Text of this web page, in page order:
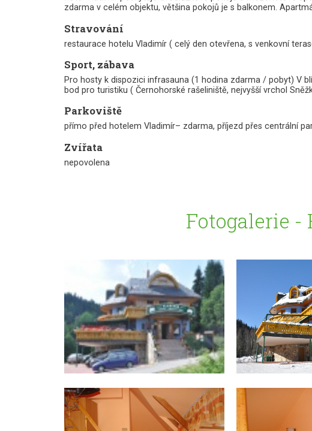
zdarma v celém objektu, většina pokojů je s balkonem.
Stravování
restaurace hotelu Vladimír ( celý den otevřena, s venkovní
Sport, zábava
Pro hosty k dispozici infrasauna (1 hodina zdarma / pobyt) V
bod pro turistiku ( Černohorské rašeliniště, nejvyšší vrchol
Parkoviště
přímo před hotelem Vladimír– zdarma, příjezd přes centrální
Zvířata
nepovolena
Fotogalerie -